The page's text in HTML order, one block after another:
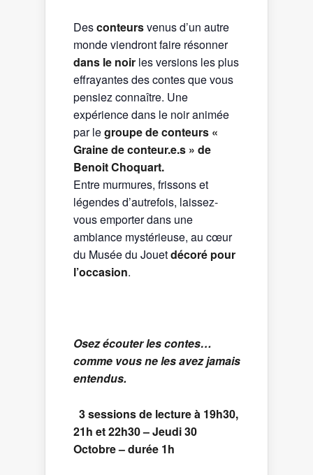
Desconteursvenus d’un autre
monde viendront faire résonner
dans le noir les versions les plus
effrayantes des contes que vous
pensiez connaître. Une
expérience dans le noir animée
par legroupe de conteurs «
Graine de conteur.e.s » de
Benoit Choquart.
Entre murmures, frissons et
légendes d’autrefois, laissez-
vous emporter dans une
ambiance mystérieuse, au cœur
du Musée du Jouetdécoré pour
l’occasion.
Osez écouter les contes…
comme vous ne les avez jamais
entendus.
3 sessions de lecture à 19h30,
21h et 22h30 – Jeudi 30
Octobre – durée 1h